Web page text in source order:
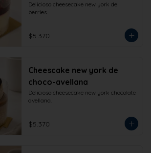
Delicioso cheesecake new york de
berries.
$5.370
Cheescake new york de
choco-avellana
Delicioso cheesecake new york chocolate
avellana.
$5.370